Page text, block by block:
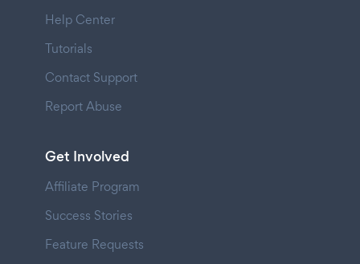
Help Center
Tutorials
Contact Support
Report Abuse
Get Involved
Affiliate Program
Success Stories
Feature Requests